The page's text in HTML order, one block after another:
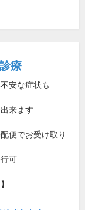
療
安な症状も
来ます
便でお受け取り
可